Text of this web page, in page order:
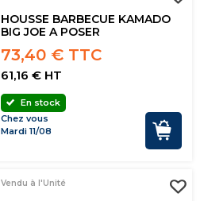
HOUSSE BARBECUE KAMADO
BIG JOE A POSER
73,40 € TTC
61,16 € HT
En stock
Chez vous
Mardi 11/08
Vendu à l'Unité